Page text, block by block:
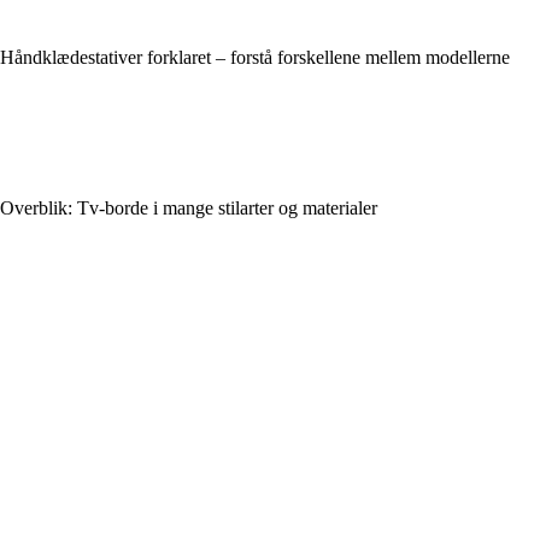
Håndklædestativer forklaret – forstå forskellene mellem modellerne
Overblik: Tv-borde i mange stilarter og materialer